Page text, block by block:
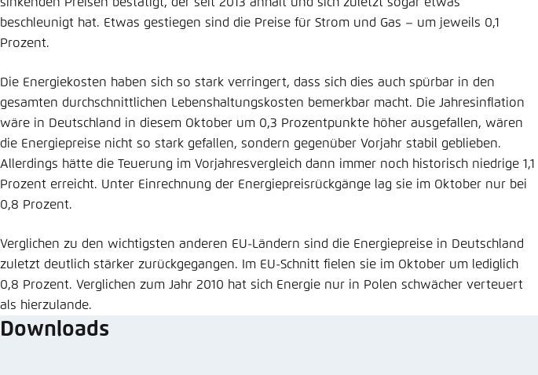
beschleunigt hat. Etwas gestiegen sind die Preise für Strom und Gas – um jeweils 0,1
Prozent.
Die Energiekosten haben sich so stark verringert, dass sich dies auch spürbar in den
gesamten durchschnittlichen Lebenshaltungskosten bemerkbar macht. Die Jahresinflation
wäre in Deutschland in diesem Oktober um 0,3 Prozentpunkte höher ausgefallen, wären
die Energiepreise nicht so stark gefallen, sondern gegenüber Vorjahr stabil geblieben.
Allerdings hätte die Teuerung im Vorjahresvergleich dann immer noch historisch niedrige 1,1
Prozent erreicht. Unter Einrechnung der Energiepreisrückgänge lag sie im Oktober nur bei
0,8 Prozent.
Verglichen zu den wichtigsten anderen EU-Ländern sind die Energiepreise in Deutschland
zuletzt deutlich stärker zurückgegangen. Im EU-Schnitt fielen sie im Oktober um lediglich
0,8 Prozent. Verglichen zum Jahr 2010 hat sich Energie nur in Polen schwächer verteuert
als hierzulande.
Downloads